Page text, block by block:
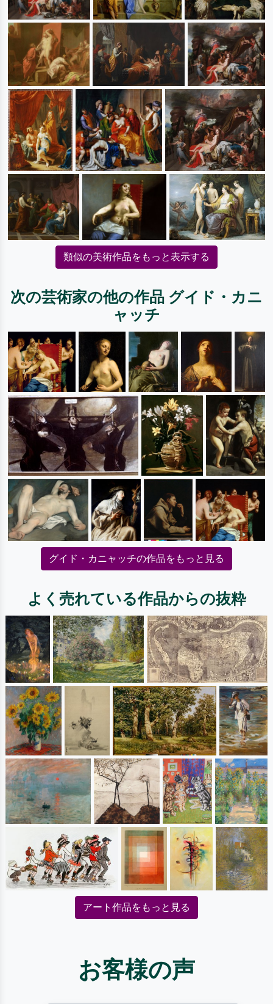
類似の美術作品をもっと表示する
次の芸術家の他の作品 グイド・カニ
ャッチ
グイド・カニャッチの作品をもっと見る
よく売れている作品からの抜粋
アート作品をもっと見る
お客様の声